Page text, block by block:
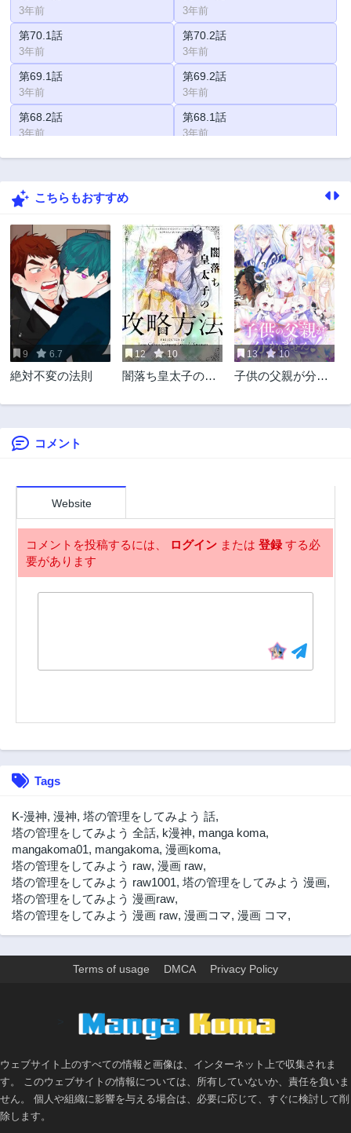
3年前 3年前
第70.1話
3年前
第70.2話
3年前
第69.1話
3年前
第69.2話
3年前
第68.2話
3年前
第68.1話
3年前
第67話 第66話
第65.1話
第64.1話
3年前
第64.2話
3年前
第63話
3年前
第62話
3年前
第61.1話
3年前
第61.2話
3年前
第60.1話
3年前
第60.2話
3年前
第59話 第58話
第57話
第55話
第53話
3年前
第52話
3年前
第51話
第41話
3年前
第39話
3年前
第38話
3年前
第37話
3年前
第36話
3年前
第35話
3年前 3年前
第33話 第32話
第30話
第28話
3年前
第27話
3年前 3年前
第25話
3年前
第24話
こちらもおすすめ
9 6.7
絶対不変の法則
12 10
闇落ち皇太子の攻
13 10
子供の父親が分か
コメント
Website
コメントを投稿するには、 ログイン または 登録する必
要があります
Tags
K-漫神, 漫神, 塔の管理をしてみよう 話,
塔の管理をしてみよう 全話, k漫神, manga koma,
mangakoma01, mangakoma, 漫画koma,
塔の管理をしてみよう raw, 漫画 raw,
塔の管理をしてみよう raw1001, 塔の管理をしてみよう 漫画,
塔の管理をしてみよう 漫画raw,
塔の管理をしてみよう 漫画 raw, 漫画コマ, 漫画 コマ,
Terms of usage DMCA Privacy Policy
ウェブサイト上のすべての情報と画像は、インターネット上で収集されま
す。 このウェブサイトの情報については、所有していないか、責任を負いま
せん。 個人や組織に影響を与える場合は、必要に応じて、すぐに検討して削
除します。